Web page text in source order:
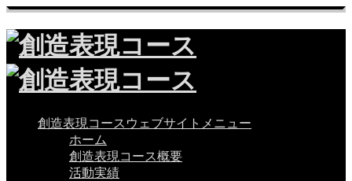
創造表現コースウェブサイトメニュー
ホーム
創造表現コース概要
活動実績